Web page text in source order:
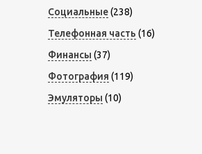
Социальные(238)
Телефонная часть (16)
Финансы (37)
Фотография (119)
Эмуляторы (10)